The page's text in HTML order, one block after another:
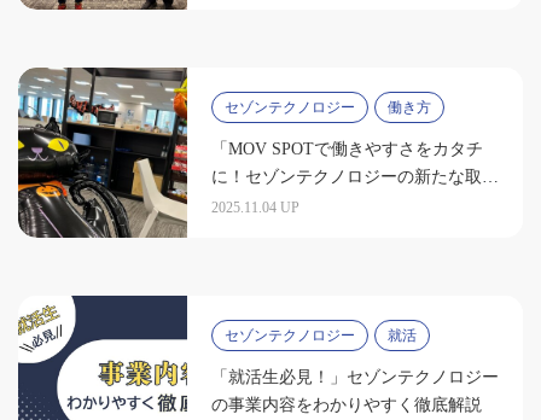
セゾンテクノロジー 働き方
「MOV SPOTで働きやすさをカタチ
に！セゾンテクノロジーの新たな取り
組み」
2025.11.04 UP
セゾンテクノロジー 就活
「就活生必見！」セゾンテクノロジー
の事業内容をわかりやすく徹底解説